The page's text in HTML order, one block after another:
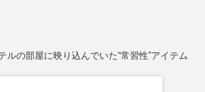
の部屋に映り込んでいた“常習性”アイテム